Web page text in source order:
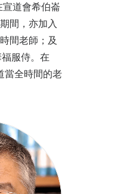
道會希伯崙
間，亦加入
間老師；及
服侍。在
當全時間的老